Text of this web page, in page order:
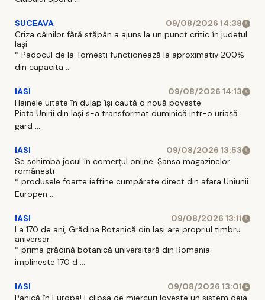
SUCEAVA
09/08/2026 14:38
Criza câinilor fără stăpân a ajuns la un punct critic în județul
Iași
* Padocul de la Tomesti functionează la aproximativ 200%
din capacita ...
IASI
09/08/2026 14:13
Hainele uitate în dulap îşi caută o nouă poveste
Piaţa Unirii din Iaşi s-a transformat duminică intr-o uriaşă
gard ...
IASI
09/08/2026 13:53
Se schimbă jocul în comerțul online. Șansa magazinelor
românești
* produsele foarte ieftine cumpărate direct din afara Uniunii
Europen ...
IASI
09/08/2026 13:11
La 170 de ani, Grădina Botanică din Iași are propriul timbru
aniversar
* prima grădină botanică universitară din Romania
implineste 170 d ...
IASI
09/08/2026 13:01
Panică în Europa! Eclipsa de miercuri lovește un sistem deja